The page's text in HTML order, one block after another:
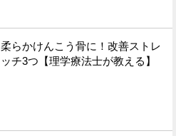
柔らかけんこう骨に！改善ストレ
ッチ3つ【理学療法士が教える】